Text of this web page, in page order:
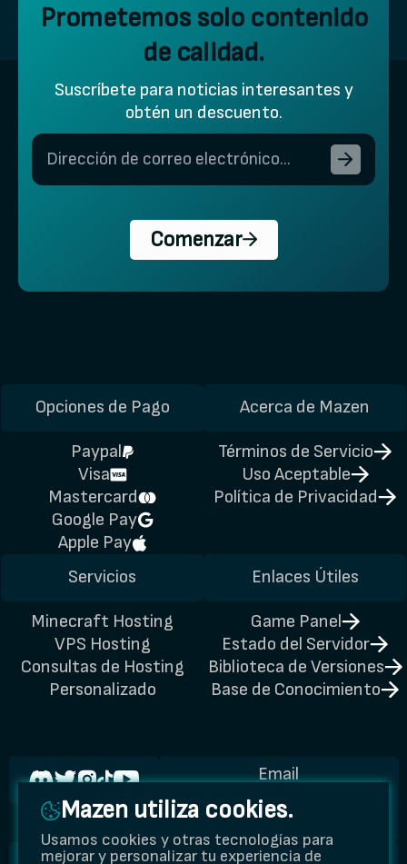
Prometemos solo contenido
de calidad.
Suscríbete para noticias interesantes y
obtén un descuento.
Comenzar
Opciones de Pago
Paypal
Visa
Mastercard
Google Pay
Apple Pay
Acerca de Mazen
Términos de Servicio
Uso Aceptable
Política de Privacidad
Servicios
Minecraft Hosting
VPS Hosting
Consultas de Hosting
Personalizado
Enlaces Útiles
Game Panel
Estado del Servidor
Biblioteca de Versiones
Base de Conocimiento
Email
@
support@mazenhost.com
Mazen utiliza cookies.
Usamos cookies y otras tecnologías para
mejorar y personalizar tu experiencia de